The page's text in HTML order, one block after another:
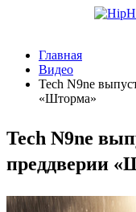
Главная
Видео
Tech N9ne
«Шторма»
Tech N9ne
преддверии